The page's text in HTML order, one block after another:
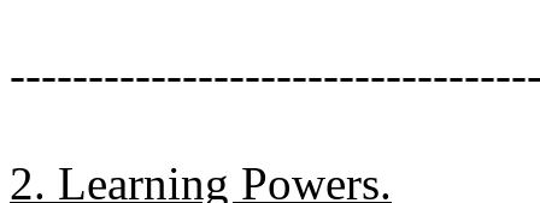
2. Learning Powers.